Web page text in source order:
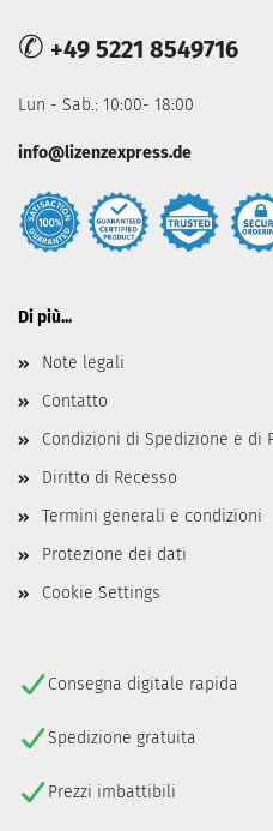
✆ +49 5221 8549716
Lun - Sab.: 10:00- 18:00
info@lizenzexpress.de
Di più...
Note legali
Contatto
Condizioni di Spedizione e di
Diritto di Recesso
Termini generali e condizioni
Protezione dei dati
Cookie Settings
Consegna digitale rapida
Spedizione gratuita
Prezzi imbattibili